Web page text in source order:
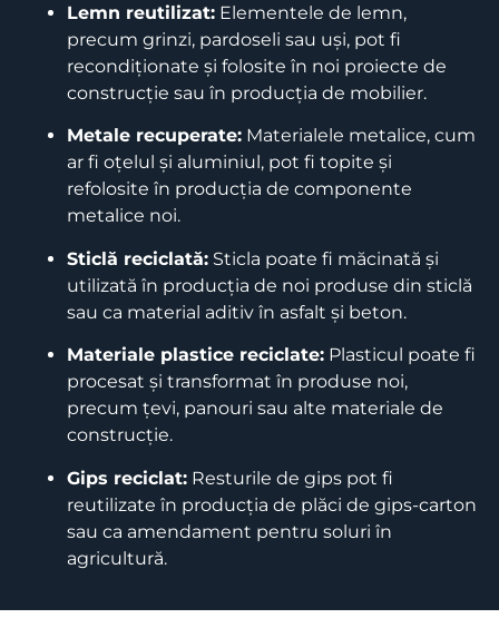
Lemn reutilizat: Elementele de lemn,
precum grinzi, pardoseli sau uși, pot fi
recondiționate și folosite în noi proiecte de
construcție sau în producția de mobilier.
Metale recuperate: Materialele metalice, cum
ar fi oțelul și aluminiul, pot fi topite și
refolosite în producția de componente
metalice noi.
Sticlă reciclată: Sticla poate fi măcinată și
utilizată în producția de noi produse din sticlă
sau ca material aditiv în asfalt și beton.
Materiale plastice reciclate: Plasticul poate fi
procesat și transformat în produse noi,
precum țevi, panouri sau alte materiale de
construcție.
Gips reciclat: Resturile de gips pot fi
reutilizate în producția de plăci de gips-carton
sau ca amendament pentru soluri în
agricultură.